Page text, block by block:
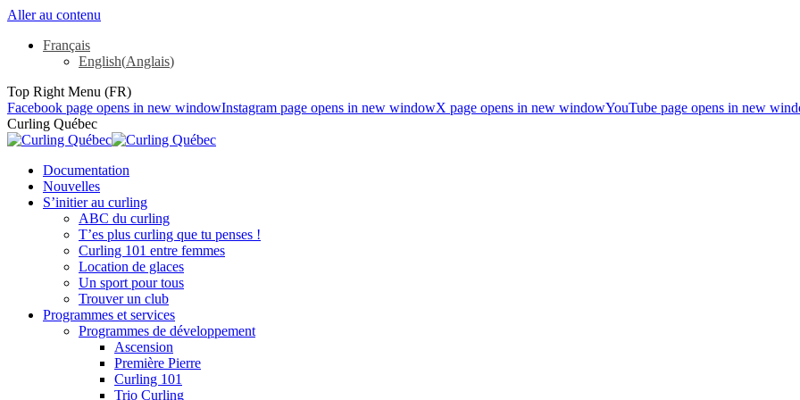
Aller au contenu
Français
English(Anglais)
Top Right Menu (FR)
Facebook page opens in new windowInstagram page opens in new windowX page opens in new windowYouTube page opens in new
Curling Québec
Documentation
Nouvelles
S’initier au curling
ABC du curling
T’es plus curling que tu penses !
Curling 101 entre femmes
Location de glaces
Un sport pour tous
Trouver un club
Programmes et services
Programmes de développement
Ascension
Première Pierre
Curling 101
Trio Curling